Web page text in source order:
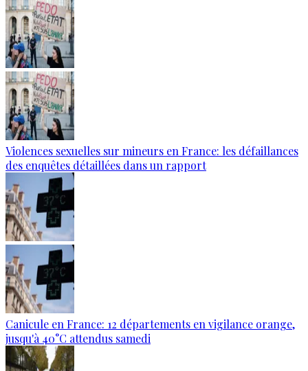
Violences sexuelles sur mineurs en France: les défaillances
des enquêtes détaillées dans un rapport
Canicule en France: 12 départements en vigilance orange,
jusqu'à 40°C attendus samedi